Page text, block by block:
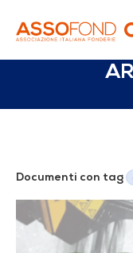
Documenti con tag